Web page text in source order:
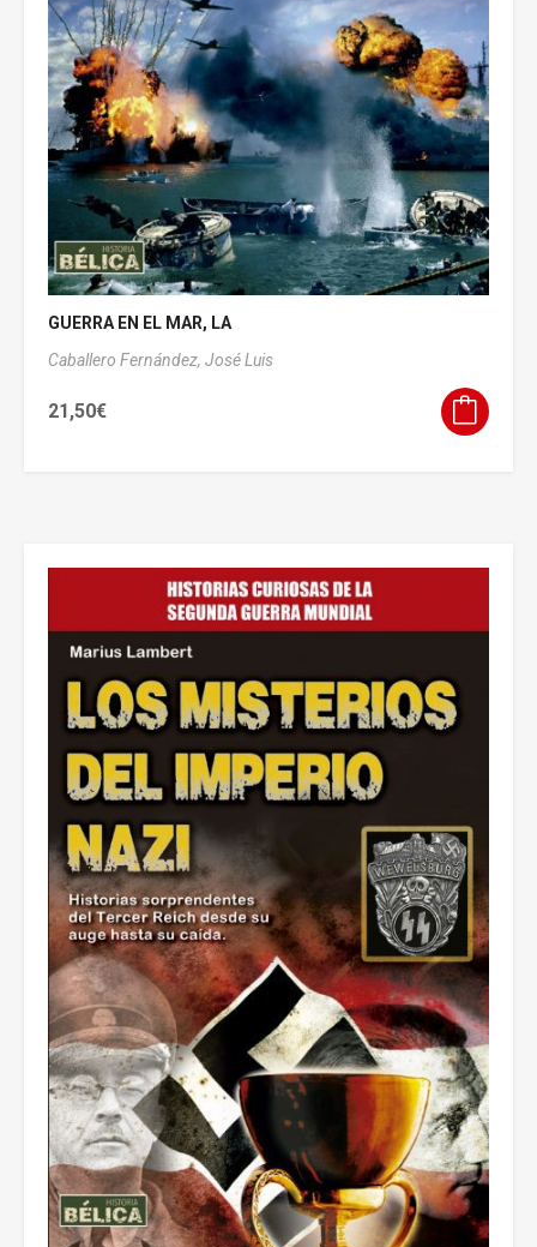
GUERRA EN EL MAR, LA
Caballero Fernández, José Luis
21,50€